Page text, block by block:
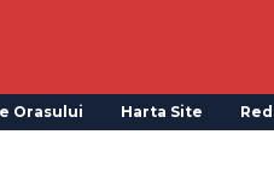
Orasului Harta Site